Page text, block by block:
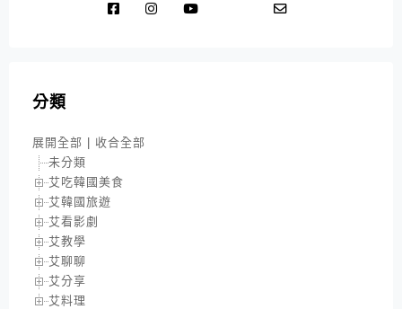
分類
展開全部
收合全部
未分類
艾吃韓國美食
艾韓國旅遊
艾看影劇
艾教學
艾聊聊
艾分享
艾料理